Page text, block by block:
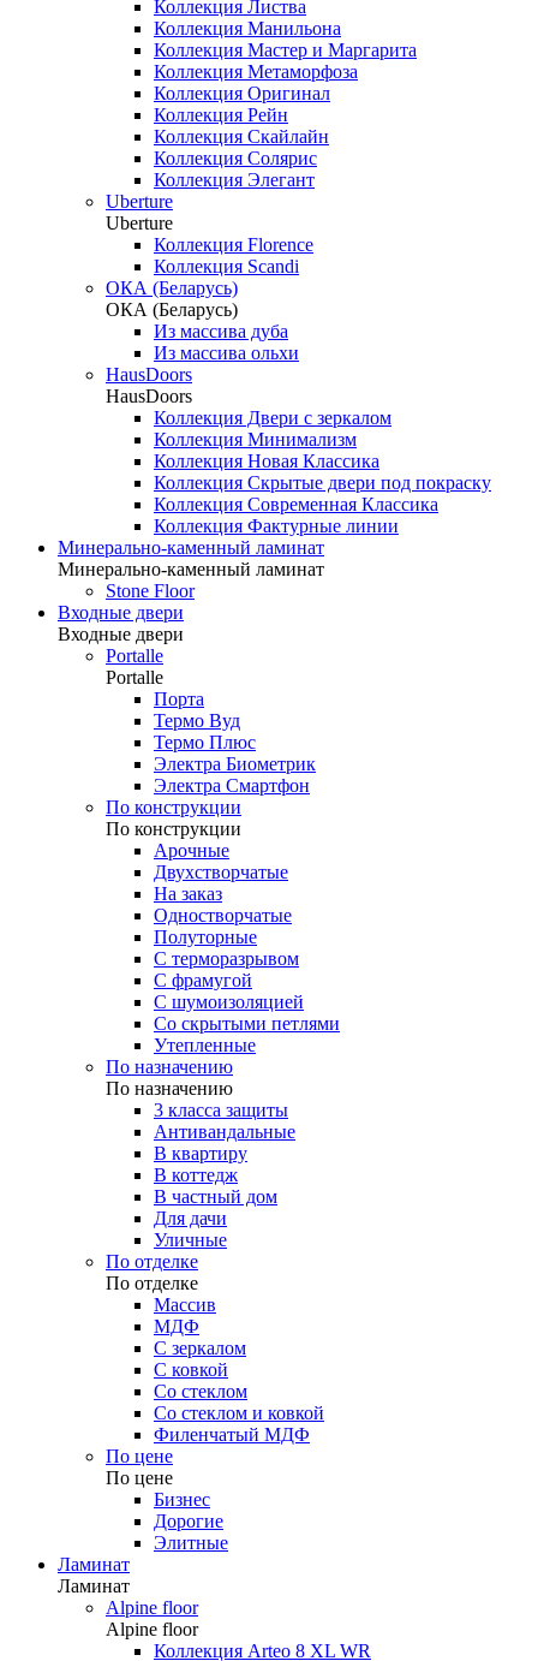
Коллекция Листва
Коллекция Манильона
Коллекция Мастер и Маргарита
Коллекция Метаморфоза
Коллекция Оригинал
Коллекция Рейн
Коллекция Скайлайн
Коллекция Солярис
Коллекция Элегант
Uberture
Uberture
Коллекция Florence
Коллекция Scandi
ОКА (Беларусь)
ОКА (Беларусь)
Из массива дуба
Из массива ольхи
HausDoors
HausDoors
Коллекция Двери с зеркалом
Коллекция Минимализм
Коллекция Новая Классика
Коллекция Скрытые двери под покраску
Коллекция Современная Классика
Коллекция Фактурные линии
Минерально-каменный ламинат
Минерально-каменный ламинат
Stone Floor
Входные двери
Входные двери
Portalle
Portalle
Порта
Термо Вуд
Термо Плюс
Электра Биометрик
Электра Смартфон
По конструкции
По конструкции
Арочные
Двухстворчатые
На заказ
Одностворчатые
Полуторные
С терморазрывом
С фрамугой
С шумоизоляцией
Со скрытыми петлями
Утепленные
По назначению
По назначению
3 класса защиты
Антивандальные
В квартиру
В коттедж
В частный дом
Для дачи
Уличные
По отделке
По отделке
Массив
МДФ
С зеркалом
С ковкой
Со стеклом
Со стеклом и ковкой
Филенчатый МДФ
По цене
По цене
Бизнес
Дорогие
Элитные
Ламинат
Ламинат
Alpine floor
Alpine floor
Коллекция Arteo 8 XL WR